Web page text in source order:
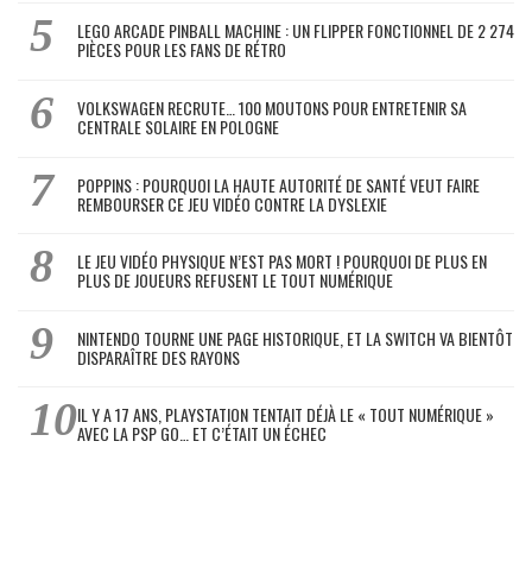
LEGO ARCADE PINBALL MACHINE : UN FLIPPER FONCTIONNEL DE 2 274
PIÈCES POUR LES FANS DE RÉTRO
VOLKSWAGEN RECRUTE… 100 MOUTONS POUR ENTRETENIR SA
CENTRALE SOLAIRE EN POLOGNE
POPPINS : POURQUOI LA HAUTE AUTORITÉ DE SANTÉ VEUT FAIRE
REMBOURSER CE JEU VIDÉO CONTRE LA DYSLEXIE
LE JEU VIDÉO PHYSIQUE N’EST PAS MORT ! POURQUOI DE PLUS EN
PLUS DE JOUEURS REFUSENT LE TOUT NUMÉRIQUE
NINTENDO TOURNE UNE PAGE HISTORIQUE, ET LA SWITCH VA BIENTÔT
DISPARAÎTRE DES RAYONS
IL Y A 17 ANS, PLAYSTATION TENTAIT DÉJÀ LE « TOUT NUMÉRIQUE »
AVEC LA PSP GO… ET C’ÉTAIT UN ÉCHEC